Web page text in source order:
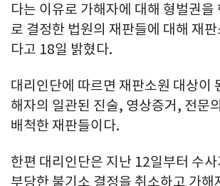
다는 이유로 가해자에 대해 형벌권을
로 결정한 법원의 재판들에 대해 재
다고 18일 밝혔다.
대리인단에 따르면 재판소원 대상이
해자의 일관된 진술, 영상증거, 전문
배척한 재판들이다.
한편 대리인단은 지난 12일부터 수사
부당한 불기소 결정을 취소하고 가해